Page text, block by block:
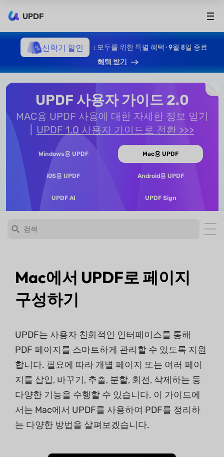
UPDF
신학기 할인
: 모두를 위한 특별 혜택 · 9월 8일 종료
혜택 받기
UPDF 사용자 가이드 2.0
MAC용 UPDF 사용에 대한 자세한 정보 얻기
UPDF 1.0 사용자 가이드로 전환 >>>
Windows용 UPDF Mac용 UPDF
iOS용 UPDF Android용 UPDF
UPDF AI UPDF Sign
Mac에서 UPDF로 페이지
구성하기
UPDF는 사용자 친화적인 인터페이스를 통해
PDF 페이지를 스마트하게 관리할 수 있도록 지원
합니다. 필요에 따라 개별 페이지 또는 여러 페이
지를 삽입, 바꾸기, 추출, 분할, 회전, 삭제하는 등
다양한 기능을 수행할 수 있습니다. 이 가이드에
서는 Mac에서 UPDF를 사용하여 PDF를 정리하
는 다양한 방법을 살펴보겠습니다.